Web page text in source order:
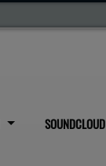
SOUNDCLOUD